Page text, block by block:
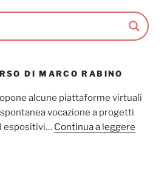
DI MARCO RABINO
alcune piattaforme virtuali
vocazione a progetti
espositivi… Continua a leggere